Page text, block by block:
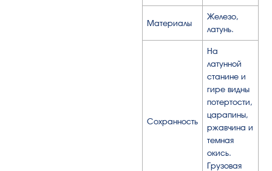
Материалы
Железо,
латунь.
Сохранность
На
латунной
станине и
гире видны
потертости,
царапины,
ржавчина и
темная
окись.
Грузовая